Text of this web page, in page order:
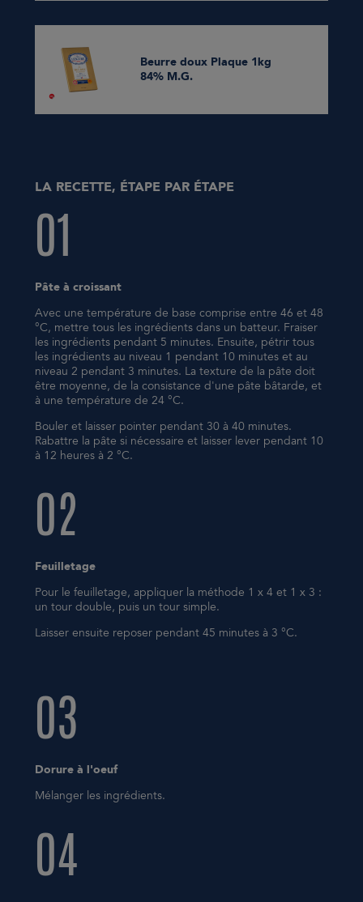
Beurre doux Plaque 1kg
84% M.G.
LA RECETTE, ÉTAPE PAR ÉTAPE
01
Pâte à croissant
Avec une température de base comprise entre 46 et 48
°C, mettre tous les ingrédients dans un batteur. Fraiser
les ingrédients pendant 5 minutes. Ensuite, pétrir tous
les ingrédients au niveau 1 pendant 10 minutes et au
niveau 2 pendant 3 minutes. La texture de la pâte doit
être moyenne, de la consistance d'une pâte bâtarde, et
à une température de 24 °C.
Bouler et laisser pointer pendant 30 à 40 minutes.
Rabattre la pâte si nécessaire et laisser lever pendant 10
à 12 heures à 2 °C.
02
Feuilletage
Pour le feuilletage, appliquer la méthode 1 x 4 et 1 x 3 :
un tour double, puis un tour simple.
Laisser ensuite reposer pendant 45 minutes à 3 °C.
03
Dorure à l'oeuf
Mélanger les ingrédients.
04